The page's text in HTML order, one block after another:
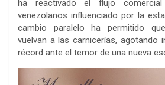
ha reactivado el flujo
venezolanos influenciado por la
cambio paralelo ha permitido
vuelvan a las carnicerías, agotando
récord ante el temor de una nueva